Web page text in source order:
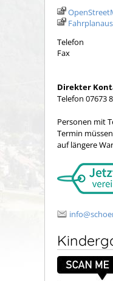
Telefon
Fax
Direkter
Telefon 07673
Personen mit
Termin
auf längere